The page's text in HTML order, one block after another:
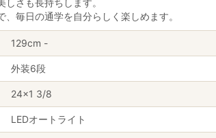
さも長持ちします。
毎日の通学を自分らしく楽しめます。
129cm -
外装6段
24×1 3/8
LEDオートライト